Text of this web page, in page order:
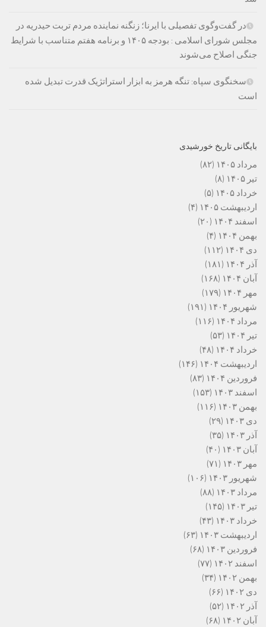
در گفت‌وگوی تفصیلی با ایرنا؛ زنگنه نماینده مردم تربت حیدریه در
مجلس شورای اسلامی : بودجه ۱۴۰۵ و برنامه هفتم متناسب با شرایط
جنگی اصلاح می‌شوند
سخنگوی سپاه: تنگه هرمز به ابزار استراتژیک قدرت تبدیل شده
است
بایگانی تاریخ خورشیدی
مرداد ۱۴۰۵
(۸۲)
تیر ۱۴۰۵
(۸)
خرداد ۱۴۰۵
(۵)
اردیبهشت ۱۴۰۵
(۴)
اسفند ۱۴۰۴
(۲۰)
بهمن ۱۴۰۴
(۴)
دی ۱۴۰۴
(۱۱۲)
آذر ۱۴۰۴
(۱۸۱)
آبان ۱۴۰۴
(۱۶۸)
مهر ۱۴۰۴
(۱۷۹)
شهریور ۱۴۰۴
(۱۹۱)
مرداد ۱۴۰۴
(۱۱۶)
تیر ۱۴۰۴
(۵۳)
خرداد ۱۴۰۴
(۴۸)
اردیبهشت ۱۴۰۴
(۱۴۶)
فروردین ۱۴۰۴
(۸۳)
اسفند ۱۴۰۳
(۱۵۳)
بهمن ۱۴۰۳
(۱۱۶)
دی ۱۴۰۳
(۲۹)
آذر ۱۴۰۳
(۳۵)
آبان ۱۴۰۳
(۴۰)
مهر ۱۴۰۳
(۷۱)
شهریور ۱۴۰۳
(۱۰۶)
مرداد ۱۴۰۳
(۸۸)
تیر ۱۴۰۳
(۱۴۵)
خرداد ۱۴۰۳
(۴۳)
اردیبهشت ۱۴۰۳
(۶۳)
فروردین ۱۴۰۳
(۶۸)
اسفند ۱۴۰۲
(۷۷)
بهمن ۱۴۰۲
(۳۴)
دی ۱۴۰۲
(۶۶)
آذر ۱۴۰۲
(۵۲)
آبان ۱۴۰۲
(۶۸)